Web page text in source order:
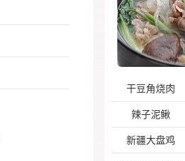
干豆角烧肉
辣子泥鳅
新疆大盘鸡